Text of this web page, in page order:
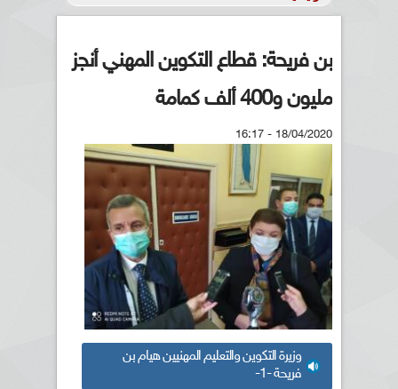
بن فريحة: قطاع التكوين المهني أنجز
مليون و400 ألف كمامة
18/04/2020 - 16:17
وزيرة التكوين والتعليم المهنيين هيام بن
فريحة -1-